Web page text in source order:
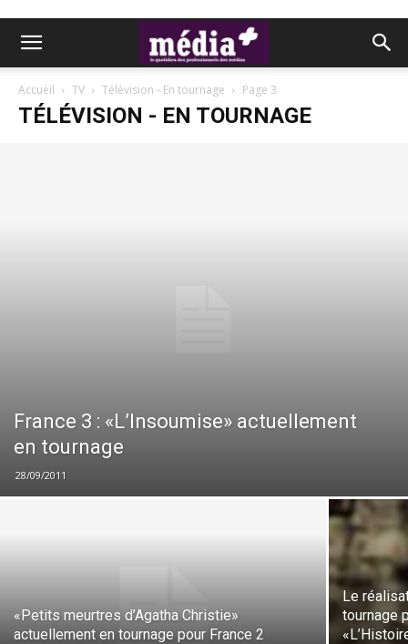
Accueil TV Télévision - En tournage Page 3
TÉLÉVISION - EN TOURNAGE
France 3 : «L’Insoumise» actuellement
en tournage
28/09/2011
«Petits meurtres d’Agatha Christie»
actuellement en tournage pour France 2
Le
tournage